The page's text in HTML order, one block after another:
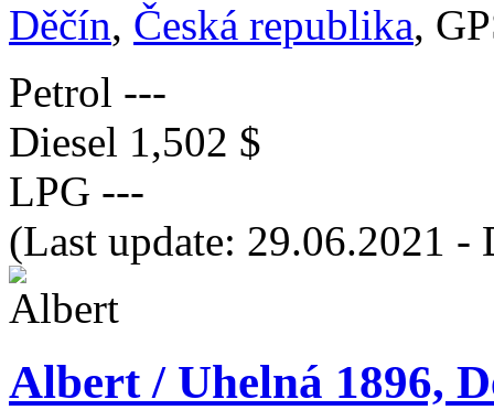
Děčín, Česká republika,
Petrol ---
Diesel 1,502 $
LPG ---
(Last update: 29.06.2021 -
Albert / Uhelná 1896,